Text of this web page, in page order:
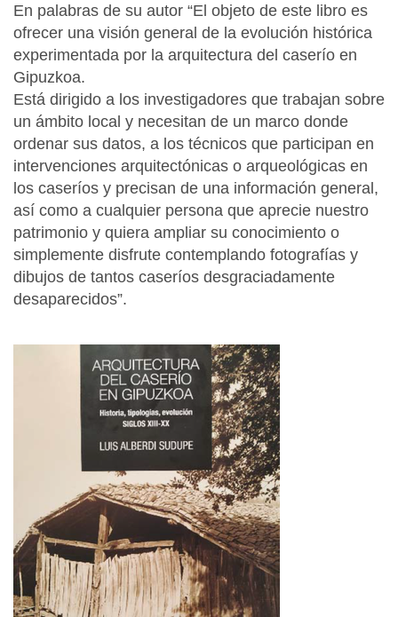
En palabras de su autor “El objeto de este libro es
ofrecer una visión general de la evolución histórica
experimentada por la arquitectura del caserío en
Gipuzkoa.
Está dirigido a los investigadores que trabajan sobre
un ámbito local y necesitan de un marco donde
ordenar sus datos, a los técnicos que participan en
intervenciones arquitectónicas o arqueológicas en
los caseríos y precisan de una información general,
así como a cualquier persona que aprecie nuestro
patrimonio y quiera ampliar su conocimiento o
simplemente disfrute contemplando fotografías y
dibujos de tantos caseríos desgraciadamente
desaparecidos”.